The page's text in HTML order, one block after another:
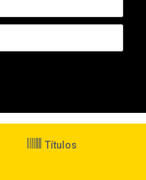
Títulos